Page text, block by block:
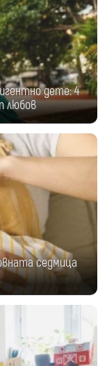
дете: 4
любов
седмица